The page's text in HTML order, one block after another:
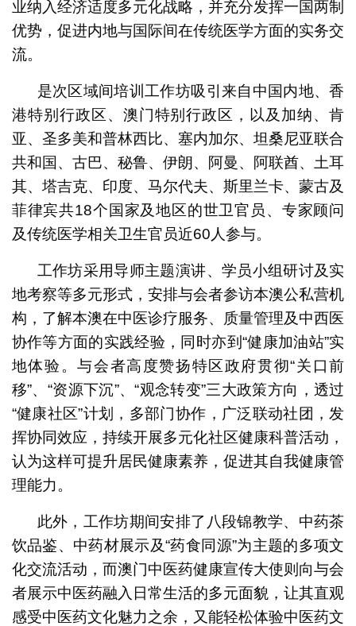
业纳入经济适度多元化战略，并充分发挥一国两制
优势，促进内地与国际间在传统医学方面的实务交
流。
是次区域间培训工作坊吸引来自中国内地、香
港特别行政区、澳门特别行政区，以及加纳、肯
亚、圣多美和普林西比、塞内加尔、坦桑尼亚联合
共和国、古巴、秘鲁、伊朗、阿曼、阿联酋、土耳
其、塔吉克、印度、马尔代夫、斯里兰卡、蒙古及
菲律宾共18个国家及地区的世卫官员、专家顾问
及传统医学相关卫生官员近60人参与。
工作坊采用导师主题演讲、学员小组研讨及实
地考察等多元形式，安排与会者参访本澳公私营机
构，了解本澳在中医诊疗服务、质量管理及中西医
协作等方面的实践经验，同时亦到“健康加油站”实
地体验。与会者高度赞扬特区政府贯彻“关口前
移”、“资源下沉”、“观念转变”三大政策方向，透过
“健康社区”计划，多部门协作，广泛联动社团，发
挥协同效应，持续开展多元化社区健康科普活动，
认为这样可提升居民健康素养，促进其自我健康管
理能力。
此外，工作坊期间安排了八段锦教学、中药茶
饮品鉴、中药材展示及“药食同源”为主题的多项文
化交流活动，而澳门中医药健康宣传大使则向与会
者展示中医药融入日常生活的多元面貌，让其直观
感受中医药文化魅力之余，又能轻松体验中医药文